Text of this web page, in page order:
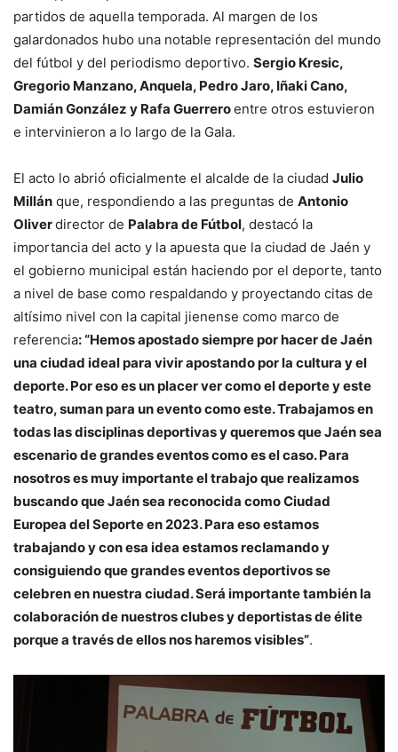
partidos de aquella temporada. Al margen de los
galardonados hubo una notable representación del mundo
del fútbol y del periodismo deportivo. Sergio Kresic,
Gregorio Manzano, Anquela, Pedro Jaro, Iñaki Cano,
Damián González y Rafa Guerreroentre otros estuvieron
e intervinieron a lo largo de la Gala.
El acto lo abrió oficialmente el alcalde de la ciudad Julio
Millán que, respondiendo a las preguntas de Antonio
Oliverdirector de Palabra de Fútbol, destacó la
importancia del acto y la apuesta que la ciudad de Jaén y
el gobierno municipal están haciendo por el deporte, tanto
a nivel de base como respaldando y proyectando citas de
altísimo nivel con la capital jienense como marco de
referencia: “Hemos apostado siempre por hacer de Jaén
una ciudad ideal para vivir apostando por la cultura y el
deporte. Por eso es un placer ver como el deporte y este
teatro, suman para un evento como este. Trabajamos en
todas las disciplinas deportivas y queremos que Jaén sea
escenario de grandes eventos como es el caso. Para
nosotros es muy importante el trabajo que realizamos
buscando que Jaén sea reconocida como Ciudad
Europea del Seporte en 2023. Para eso estamos
trabajando y con esa idea estamos reclamando y
consiguiendo que grandes eventos deportivos se
celebren en nuestra ciudad. Será importante también la
colaboración de nuestros clubes y deportistas de élite
porque a través de ellos nos haremos visibles”.